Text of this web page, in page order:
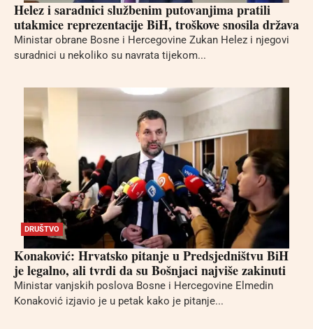
Helez i saradnici službenim putovanjima pratili
utakmice reprezentacije BiH, troškove snosila država
Ministar obrane Bosne i Hercegovine Zukan Helez i njegovi
suradnici u nekoliko su navrata tijekom...
DRUŠTVO
Konaković: Hrvatsko pitanje u Predsjedništvu BiH
je legalno, ali tvrdi da su Bošnjaci najviše zakinuti
Ministar vanjskih poslova Bosne i Hercegovine Elmedin
Konaković izjavio je u petak kako je pitanje...